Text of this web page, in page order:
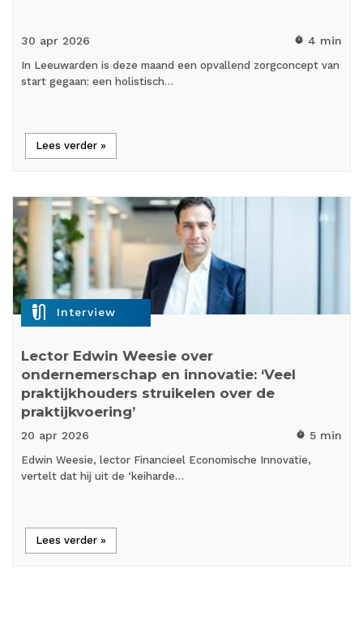
30 apr 2026 timer 4 min
In Leeuwarden is deze maand een opvallend zorgconcept van
start gegaan: een holistisch…
Lees verder »
mic_external_on Interview
Lector Edwin Weesie over
ondernemerschap en innovatie: ‘Veel
praktijkhouders struikelen over de
praktijkvoering’
20 apr 2026 timer 5 min
Edwin Weesie, lector Financieel Economische Innovatie,
vertelt dat hij uit de ‘keiharde…
Lees verder »